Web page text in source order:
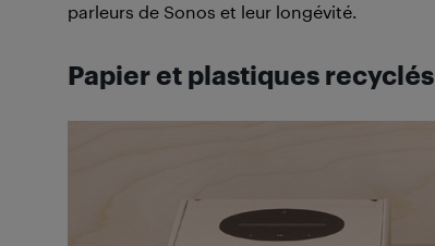
parleurs de Sonos et leur longévité.
Papier et plastiques recyclés